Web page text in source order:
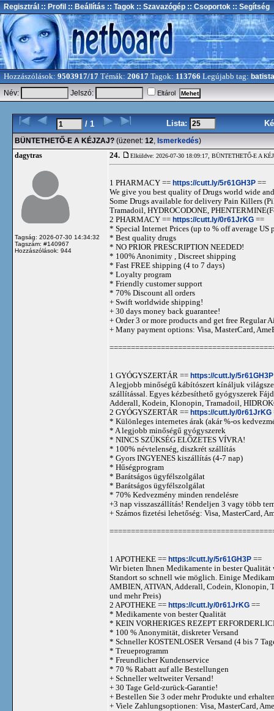
Regisztrál :: Profil :: Beállítás :: Tagok :: Szavazógép :: Csoportok :: Segítség
Hozzászólások: 9503917/17 Témák: 20617 Tagok: 113766 Legújabb tag: batista
Név:
Jelszó: Eltárol
/ 1 Lista:
BÜNTETHETŐ-E A KÉJZAJ? (üzenet: 12, Ismerkedés)
dagytras
Tagság: 2026-07-30 14:34:32
Tagszám: #140967
Hozzászólások: 944
24. Elküldve: 2026-07-30 18:09:17, BÜNTETHETŐ-E A
1 PHARMACY == https://cutt.ly/5r61GH3P ==
We give you best quality of Drugs world wide
Some Drugs available for delivery Pain Killers
Tramadoil, HYDROCODONE,
2 PHARMACY == https://cutt.ly/0r61JrKG ==
* Special Internet Prices (up to % off average US
* Best quality drugs
* NO PRIOR PRESCRIPTION NEEDED!
* 100% Anonimity , Discreet shipping
* Fast FREE shipping (4 to 7 days)
* Loyalty program
* Friendly customer support
* 70% Discount all orders
+ Swift worldwide shipping!
+ 30 days money back guarantee!
+ Order 3 or more products and get free Regular
+ Many payment options: Visa, MasterCard,
1 GYÓGYSZERTÁR == https://cutt.ly/5r61GH3P
A legjobb minőségű kábítószert kínáljuk
szállítással. Egyes kézbesíthető gyógyszerek
Adderall, Kodein, Klonopin, Tramadoil,
2 GYÓGYSZERTÁR == https://cutt.ly/0r61JrKG
* Különleges internetes árak (akár %-os
* A legjobb minőségű gyógyszerek
* NINCS SZÜKSÉG ELŐZETES VÍVRA!
* 100% névtelenség, diszkrét szállítás
* Gyors INGYENES kiszállítás (4-7 nap)
* Hűségprogram
* Barátságos ügyfélszolgálat
* Barátságos ügyfélszolgálat
* 70% Kedvezmény minden rendelésre
+3 nap visszaszállítás! Rendeljen 3 vagy több
+ Számos fizetési lehetőség: Visa, MasterCard,
1 APOTHEKE == https://cutt.ly/5r61GH3P ==
Wir bieten Ihnen Medikamente in bester
Standort so schnell wie möglich. Einige
AMBIEN, ATIVAN, Adderall, Codein, Klonopin,
und mehr Preis)
2 APOTHEKE == https://cutt.ly/0r61JrKG ==
* Medikamente von bester Qualität
* KEIN VORHERIGES REZEPT
* 100 % Anonymität, diskreter Versand
* Schneller KOSTENLOSER Versand (4 bis 7
* Treueprogramm
* Freundlicher Kundenservice
* 70 % Rabatt auf alle Bestellungen
+ Schneller weltweiter Versand!
+ 30 Tage Geld-zurück-Garantie!
+ Bestellen Sie 3 oder mehr Produkte und
+ Viele Zahlungsoptionen: Visa, MasterCard,